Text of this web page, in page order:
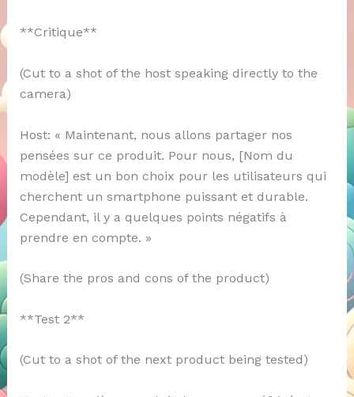
**Critique**
(Cut to a shot of the host speaking directly to the
camera)
Host: « Maintenant, nous allons partager nos
pensées sur ce produit. Pour nous, [Nom du
modèle] est un bon choix pour les utilisateurs qui
cherchent un smartphone puissant et durable.
Cependant, il y a quelques points négatifs à
prendre en compte. »
(Share the pros and cons of the product)
**Test 2**
(Cut to a shot of the next product being tested)